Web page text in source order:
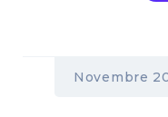
Novembre